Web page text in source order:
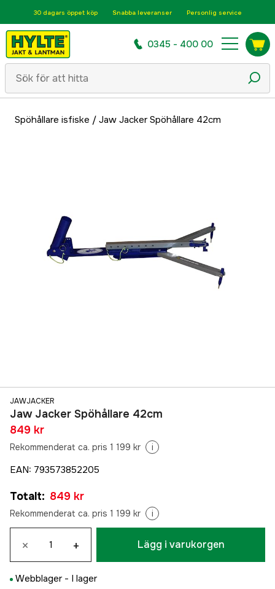
30 dagars öppet köp Snabba leveranser Personlig service
0345 - 400 00
Spöhållare isfiske / Jaw Jacker Spöhållare 42cm
JAWJACKER
Jaw Jacker Spöhållare 42cm
849 kr
Rekommenderat ca. pris 1 199 kr i
EAN: 793573852205
Totalt: 849 kr
Rekommenderat ca. pris 1 199 kr i
× + Lägg i varukorgen
Webblager - I lager